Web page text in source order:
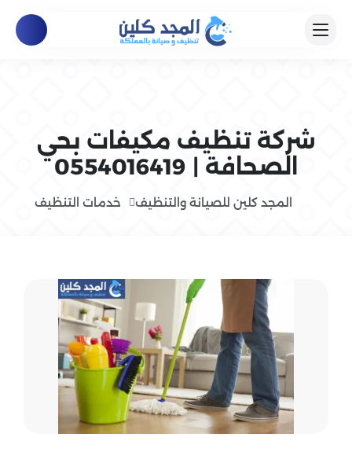
شركة تنظيف مكيفات بحي
الصحافة | 0554016419
المجد كلين للصيانة والتنظيف خدمات التنظيف